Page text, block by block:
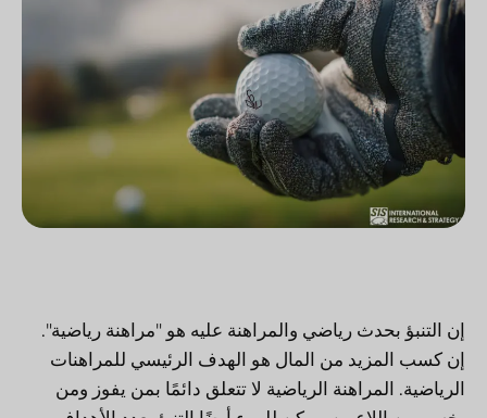
إن التنبؤ بحدث رياضي والمراهنة عليه هو "مراهنة رياضية".
إن كسب المزيد من المال هو الهدف الرئيسي للمراهنات
الرياضية. المراهنة الرياضية لا تتعلق دائمًا بمن يفوز ومن